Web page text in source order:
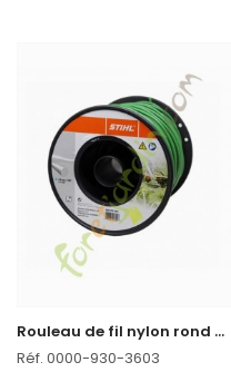
R
ouleau de fil nylon rond 90m - 4mm Stihl
Réf. 0000-930-3603